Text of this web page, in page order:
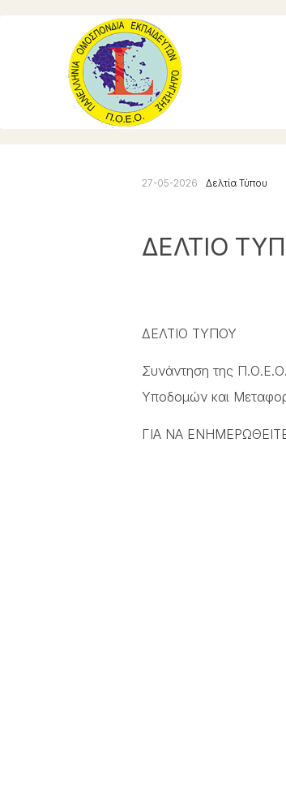
27-05-2026 Δελτία Τύπου
ΔΕΛΤΙΟ
ΔΕΛΤΙΟ ΤΥΠΟΥ
Συνάντηση της
Υποδομών και
ΓΙΑ ΝΑ